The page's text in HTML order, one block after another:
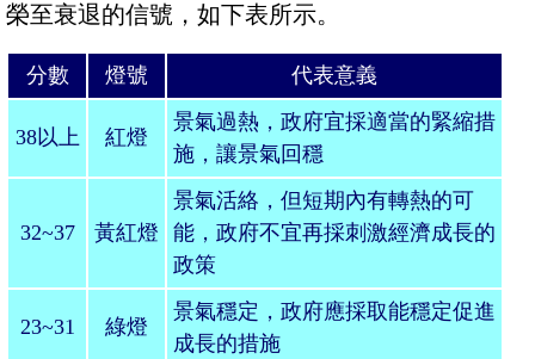
榮至衰退的信號，如下表所示。
分數 燈號 代表意義
38以上 紅燈
景氣過熱，政府宜採適當的緊縮措
施，讓景氣回穩
32~37 黃紅燈
景氣活絡，但短期內有轉熱的可
能，政府不宜再採刺激經濟成長的
政策
23~31 綠燈
景氣穩定，政府應採取能穩定促進
成長的措施